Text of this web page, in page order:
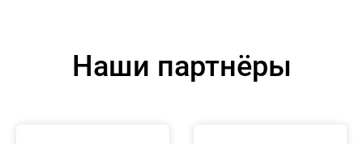
Наши партнёры